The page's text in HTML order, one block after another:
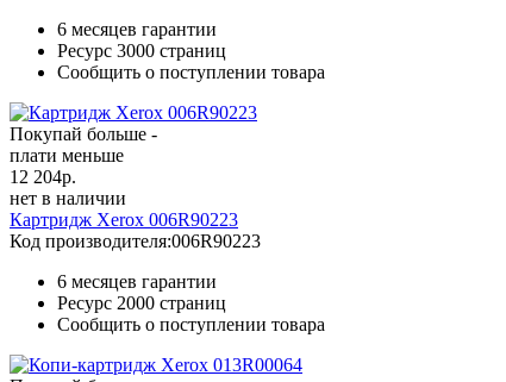
6 месяцев гарантии
Ресурс 3000 страниц
Сообщить о поступлении товара
Покупай больше -
плати меньше
12 204р.
нет в наличии
Картридж Xerox 006R90223
Код производителя:006R90223
6 месяцев гарантии
Ресурс 2000 страниц
Сообщить о поступлении товара